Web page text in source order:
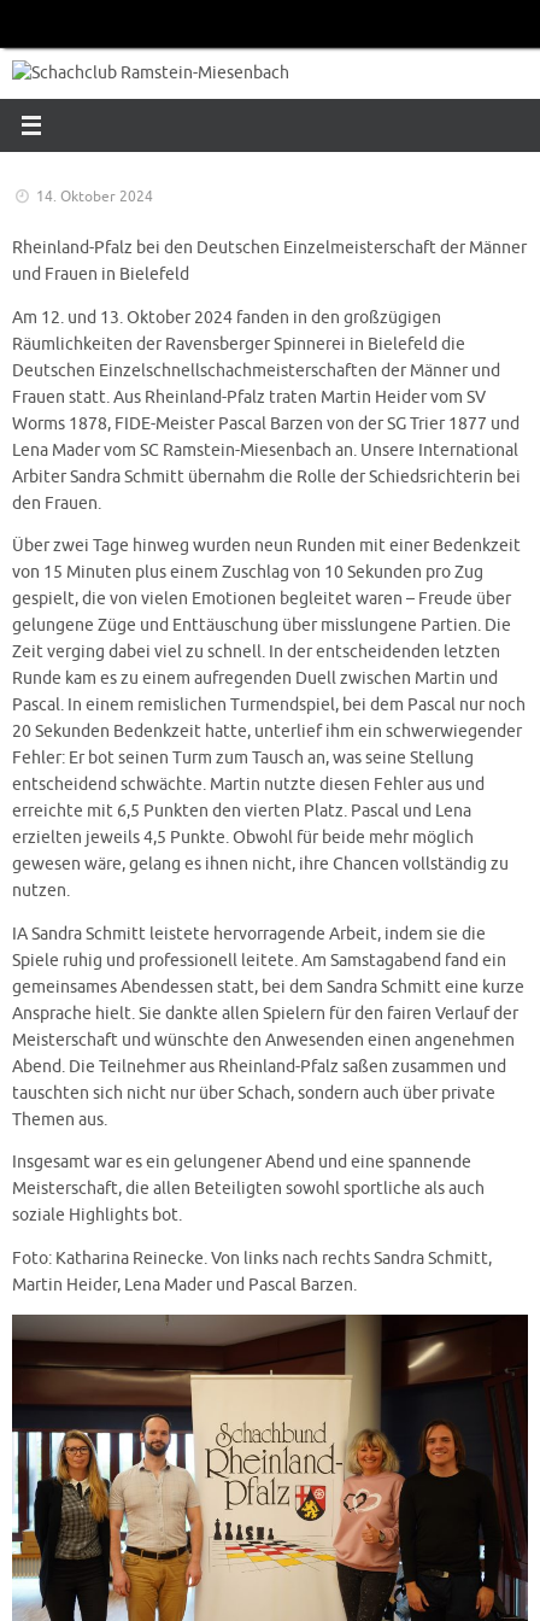
springen
14. Oktober 2024
Rheinland-Pfalz bei den Deutschen Einzelmeisterschaft der Männer
und Frauen in Bielefeld
Am 12. und 13. Oktober 2024 fanden in den großzügigen
Räumlichkeiten der Ravensberger Spinnerei in Bielefeld die
Deutschen Einzelschnellschachmeisterschaften der Männer und
Frauen statt. Aus Rheinland-Pfalz traten Martin Heider vom SV
Worms 1878, FIDE-Meister Pascal Barzen von der SG Trier 1877 und
Lena Mader vom SC Ramstein-Miesenbach an. Unsere International
Arbiter Sandra Schmitt übernahm die Rolle der Schiedsrichterin bei
den Frauen.
Über zwei Tage hinweg wurden neun Runden mit einer Bedenkzeit
von 15 Minuten plus einem Zuschlag von 10 Sekunden pro Zug
gespielt, die von vielen Emotionen begleitet waren – Freude über
gelungene Züge und Enttäuschung über misslungene Partien. Die
Zeit verging dabei viel zu schnell. In der entscheidenden letzten
Runde kam es zu einem aufregenden Duell zwischen Martin und
Pascal. In einem remislichen Turmendspiel, bei dem Pascal nur noch
20 Sekunden Bedenkzeit hatte, unterlief ihm ein schwerwiegender
Fehler: Er bot seinen Turm zum Tausch an, was seine Stellung
entscheidend schwächte. Martin nutzte diesen Fehler aus und
erreichte mit 6,5 Punkten den vierten Platz. Pascal und Lena
erzielten jeweils 4,5 Punkte. Obwohl für beide mehr möglich
gewesen wäre, gelang es ihnen nicht, ihre Chancen vollständig zu
nutzen.
IA Sandra Schmitt leistete hervorragende Arbeit, indem sie die
Spiele ruhig und professionell leitete. Am Samstagabend fand ein
gemeinsames Abendessen statt, bei dem Sandra Schmitt eine kurze
Ansprache hielt. Sie dankte allen Spielern für den fairen Verlauf der
Meisterschaft und wünschte den Anwesenden einen angenehmen
Abend. Die Teilnehmer aus Rheinland-Pfalz saßen zusammen und
tauschten sich nicht nur über Schach, sondern auch über private
Themen aus.
Insgesamt war es ein gelungener Abend und eine spannende
Meisterschaft, die allen Beteiligten sowohl sportliche als auch
soziale Highlights bot.
Foto: Katharina Reinecke. Von links nach rechts Sandra Schmitt,
Martin Heider, Lena Mader und Pascal Barzen.